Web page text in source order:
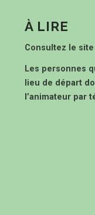
À LIRE
Consultez le
Les personnes
lieu de départ
l’animateur par